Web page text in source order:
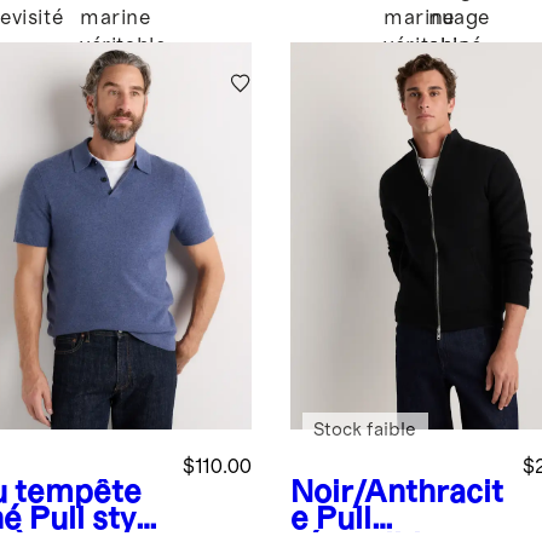
marine
véritable
marine
véritable
nuage
chiné
tempête
Pull style
$110.00
Noir/Anthracit
e Pull
Stock faible